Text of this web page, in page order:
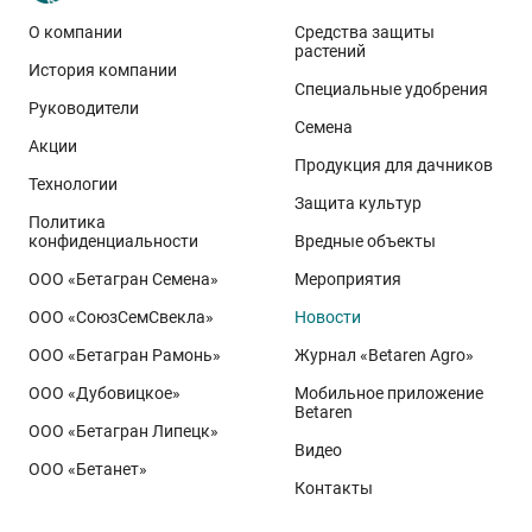
восхищение вызывает прозорливость инвесторов
, решивших практически с нуля
восстанавливать селекцию этой важной культуры!
О компании
История компании
Руководители
Акции
Технологии
Политика
конфиденциальности
ООО «Бетагран Семена»
ООО «СоюзСемСвекла»
ООО «Бетагран Рамонь»
ООО «Дубовицкое»
ООО «Бетагран Липецк»
ООО «Бетанет»
Средства защиты
растений
Специальные удобрения
Семена
Продукция для дачников
Защита культур
Вредные объекты
Мероприятия
Новости
Журнал «Betaren Agro»
Мобильное приложение
Betaren
Видео
Контакты